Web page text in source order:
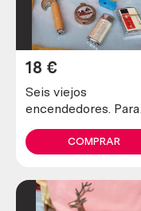
Seis viejos
encendedores. Para
De antigua colección
18 €
COMPRAR